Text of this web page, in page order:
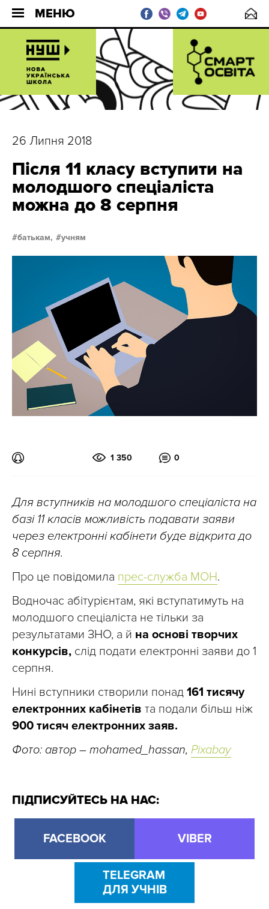
МЕНЮ
26 Липня 2018
Після 11 класу вступити на
молодшого спеціаліста
можна до 8 серпня
батькам, учням
1 350 0
Для вступників на молодшого спеціаліста на
базі 11 класів можливість подавати заяви
через електронні кабінети буде відкрита до
8 серпня.
Про це повідомила прес-служба МОН.
Водночас абітурієнтам, які вступатимуть на
молодшого спеціаліста не тільки за
результатами ЗНО, а й на основі творчих
конкурсів, слід подати електронні заяви до 1
серпня.
Нині вступники створили понад 161 тисячу
електронних кабінетів та подали більш ніж
900 тисяч електронних заяв.
Фото: автор – mohamed_hassan, Pixabay
ПІДПИСУЙТЕСЬ НА НАС:
FACEBOOK VIBER
TELEGRAM
ДЛЯ УЧНІВ